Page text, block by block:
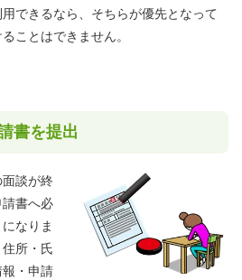
できるなら、そちらが優先となって
ことはできません。
書を提出
談が終
書へ必
なりま
所・氏
・申請